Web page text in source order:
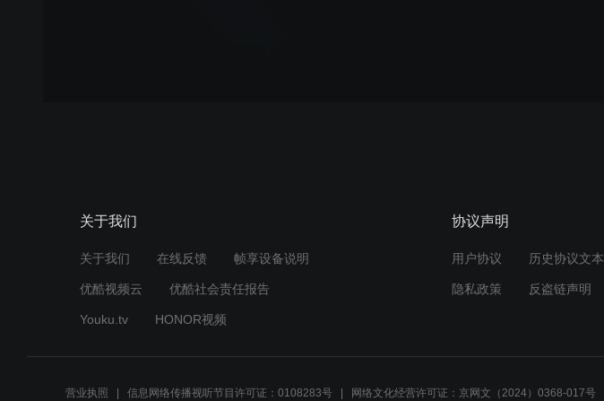
关于我们
关于我们 在线反馈 帧享设备说明
优酷视频云 优酷社会责任报告
Youku.tv HONOR视频
协议声明
用户协议 历史协议文本
隐私政策 反盗链声明
营业执照 信息网络传播视听节目许可证：0108283号 网络文化经营许可证：京网文（2024）0368-017号